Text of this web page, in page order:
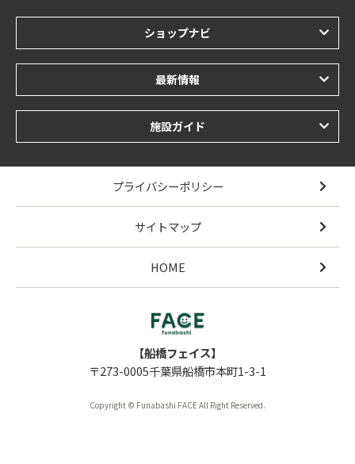
ショップナビ
最新情報
施設ガイド
プライバシーポリシー
サイトマップ
HOME
【船橋フェイス】
〒273-0005千葉県船橋市本町1-3-1
Copyright © Funabashi FACE All Right Reserved.